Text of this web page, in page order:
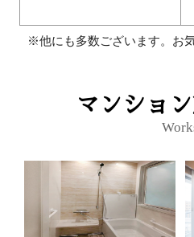
※他にも多数ございます。お
マンショ